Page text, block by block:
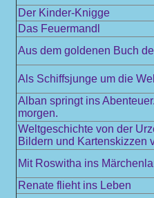
Der Kinder-Knigge
Das Feuermandl
Aus dem goldenen Buch
Als Schiffsjunge um die
Alban springt ins
morgen.
Weltgeschichte von der
Bildern und Kartenskizzen
Mit Roswitha ins
Renate flieht ins Leben